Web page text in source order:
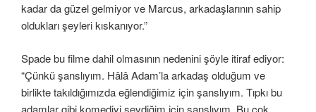
kadar da güzel gelmiyor ve Marcus, arkadaşlarının sahip
oldukları şeyleri kıskanıyor.”
Spade bu filme dahil olmasının nedenini şöyle itiraf ediyor:
“Çünkü şanslıyım. Hâlâ Adam’la arkadaş olduğum ve
birlikte takıldığımızda eğlendiğimiz için şanslıyım. Tıpkı bu
adamlar gibi komediyi sevdiğim için şanslıyım. Bu çok